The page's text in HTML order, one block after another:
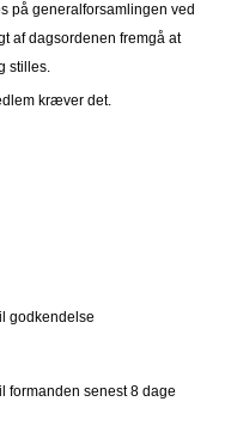
på generalforsamlingen ved
af dagsordenen fremgå at
stilles.
kræver det.
godkendelse
formanden senest 8 dage